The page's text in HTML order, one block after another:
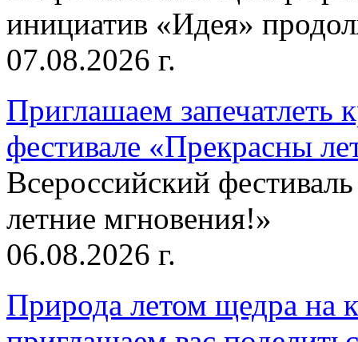
инициатив «Идея»
07.08.2026 г.
Приглашаем запечатлеть
фестивале «Прекрасны
Всероссийский
летние мгновения!»
06.08.2026 г.
Природа летом щедра на